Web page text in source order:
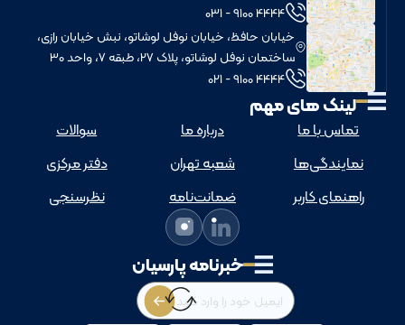
لینک های مهم
تماس با ما درباره ما
سوالات
نمایندگی‌ها
شعبه تهران
دفتر مرکزی
راهنمای کاربر
ضمانت‌نامه نظرسنجی
4444 9100 - 031
خيابان حافظ، خيابان نوفل لوشاتو، نبش خيابان رازی،
ساختمان نوفل لوشاتو، پلاک 27، طبقه 7، واحد 30
4444 9100 - 021
خبرنامه پارسیان